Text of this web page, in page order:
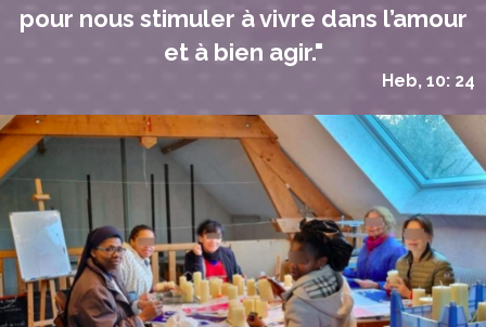
pour nous stimuler à vivre dans l’amour
et à bien agir."
Heb, 10: 24